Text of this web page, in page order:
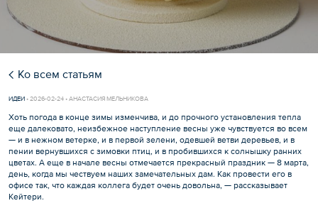
Ко всем статьям
ИДЕИ • 2026-02-24 • АНАСТАСИЯ МЕЛЬНИКОВА
Хоть погода в конце зимы изменчива, и до прочного установления тепла
еще далековато, неизбежное наступление весны уже чувствуется во всем
— и в нежном ветерке, и в первой зелени, одевшей ветви деревьев, и в
пении вернувшихся с зимовки птиц, и в пробившихся к солнышку ранних
цветах. А еще в начале весны отмечается прекрасный праздник — 8 марта,
день, когда мы чествуем наших замечательных дам. Как провести его в
офисе так, что каждая коллега будет очень довольна, — рассказывает
Кейтери.